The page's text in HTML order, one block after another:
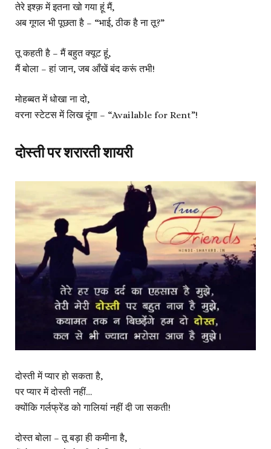
तेरे इश्क़ में इतना खो गया हूं मैं,
अब गूगल भी पूछता है – “भाई, ठीक है ना तू?”
तू कहती है – मैं बहुत क्यूट हूं,
मैं बोला – हां जान, जब आँखें बंद करूं तभी!
मोहब्बत में धोखा ना दो,
वरना स्टेटस में लिख दूंगा – “Available for Rent”!
दोस्ती पर शरारती शायरी
दोस्ती में प्यार हो सकता है,
पर प्यार में दोस्ती नहीं…
क्योंकि गर्लफ्रेंड को गालियां नहीं दी जा सकती!
दोस्त बोला – तू बड़ा ही कमीना है,